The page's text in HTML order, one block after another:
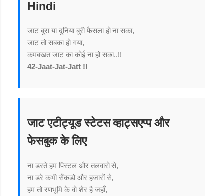
Hindi
जाट बुरा या दुनिया बुरी फैसला हो ना सका,
जाट तो सबका हो गया,
कमबखत जाट का कोई ना हो सका..!!
42-Jaat-Jat-Jatt !!
जाट एटीट्यूड स्टेटस व्हाट्सएप्प और
फेसबुक के लिए
ना डरते हम पिस्टल और तलवारो से,
ना डरे कभी सेँकडो और हजारों से,
हम तो रणभूमि के वो शेर है जहाँ,